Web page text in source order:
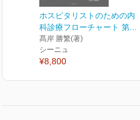
ホスピタリストのための内
科診療フローチャート 第...
髙岸 勝繁(著)
シーニュ
¥8,800